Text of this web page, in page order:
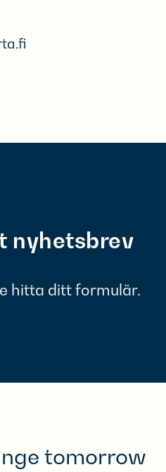
nyhetsbrev
hitta ditt formulär.
tomorrow